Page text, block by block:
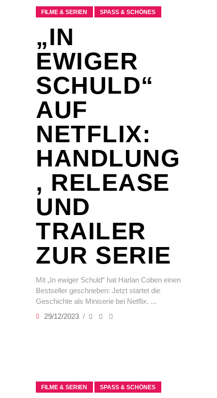
FILME & SERIEN SPASS & SCHÖNES
„IN
EWIGER
SCHULD“
AUF
NETFLIX:
HANDLUNG
, RELEASE
UND
TRAILER
ZUR SERIE
Mit „In ewiger Schuld“ hat Harlan Coben einen
Bestseller geschrieben: Jetzt startet die
Geschichte als Miniserie bei Netflix.
29/12/2023
FILME & SERIEN SPASS & SCHÖNES